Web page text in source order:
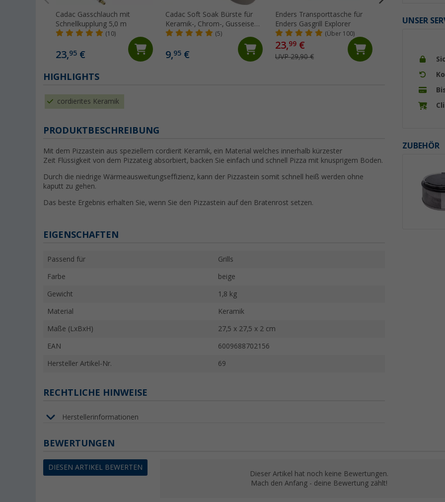
UNSER
ZUBEHÖR
Cadac Gasschlauch mit
Schnellkupplung 5,0 m
(10)
23,95 €
Cadac Soft Soak Bürste für
Keramik-, Chrom-, Gusseisen-
und emaillierten Oberflächen
(5)
9,95 €
Enders Transporttasche für
Enders Gasgrill Explorer
(Über 100)
23,99 €
UVP 29,90 €
aus Edelstahl
HIGHLIGHTS
cordierites Keramik
PRODUKTBESCHREIBUNG
Mit dem Pizzastein aus speziellem cordierit Keramik, ein Material welches innerhalb kürzester
Zeit Flüssigkeit von dem Pizzateig absorbiert, backen Sie einfach und schnell Pizza mit knusprigem Boden.
Durch die niedrige Wärmeausweitungseffizienz, kann der Pizzastein somit schnell heiß werden ohne
kaputt zu gehen.
Das beste Ergebnis erhalten Sie, wenn Sie den Pizzastein auf den Bratenrost setzen.
EIGENSCHAFTEN
Passend für Grills
Farbe beige
Gewicht 1,8 kg
Material Keramik
Maße (LxBxH) 27,5 x 27,5 x 2 cm
EAN 6009688702156
Hersteller Artikel-Nr. 69
RECHTLICHE HINWEISE
Herstellerinformationen
BEWERTUNGEN
DIESEN ARTIKEL BEWERTEN
Dieser Artikel hat noch keine Bewertungen.
Mach den Anfang - deine Bewertung zählt!